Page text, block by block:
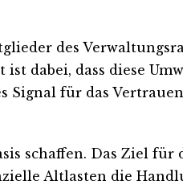
des
dabei, dass diese
für das
schaffen. Das Ziel
Altlasten die